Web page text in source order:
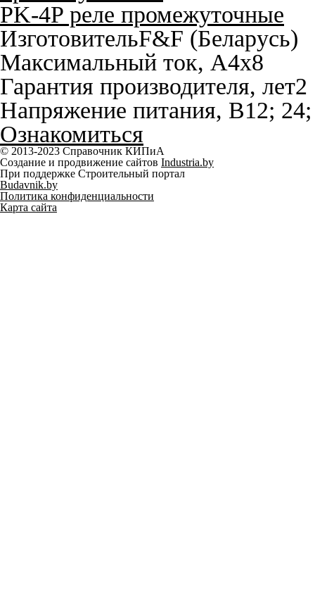
PK-4P реле промежуточные
ИзготовительF&F (Беларусь)
Максимальный ток, A4х8
Гарантия производителя, лет2
Напряжение питания, В12;
Ознакомиться
© 2013-2023 Справочник КИПиА
Создание и продвижение сайтов Industria.by
При поддержке Строительный портал
Budavnik.by
Политика конфиденциальности
Карта сайта